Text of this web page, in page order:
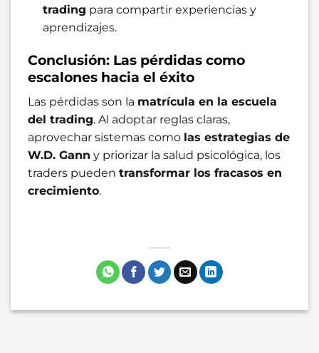
trading para compartir experiencias y
aprendizajes.
Conclusión: Las pérdidas como
escalones hacia el éxito
Las pérdidas son la matrícula en la escuela
del trading. Al adoptar reglas claras,
aprovechar sistemas como las estrategias de
W.D. Gann y priorizar la salud psicológica, los
traders pueden transformar los fracasos en
crecimiento.